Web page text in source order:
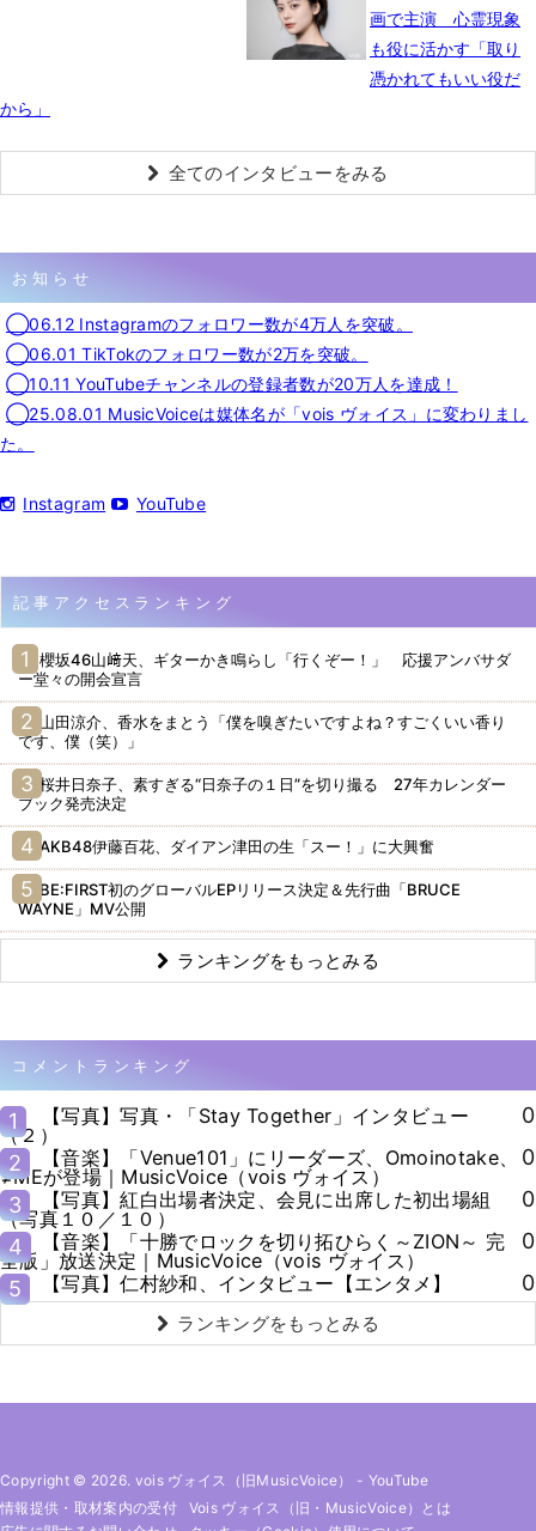
画で主演 心霊現象
も役に活かす「取り
憑かれてもいい役だ
から」
全てのインタビューをみる
お知らせ
◯06.12 Instagramのフォロワー数が4万人を突破。
◯06.01 TikTokのフォロワー数が2万を突破。
◯10.11 YouTubeチャンネルの登録者数が20万人を達成！
◯25.08.01 MusicVoiceは媒体名が「vois ヴォイス」に変わりまし
た。
Instagram YouTube
記事アクセスランキング
櫻坂46山﨑天、ギターかき鳴らし「行くぞー！」 応援アンバサダ
ー堂々の開会宣言
山田涼介、香水をまとう「僕を嗅ぎたいですよね？すごくいい香り
です、僕（笑）」
桜井日奈子、素すぎる“日奈子の１日”を切り撮る 27年カレンダー
ブック発売決定
AKB48伊藤百花、ダイアン津田の生「スー！」に大興奮
BE:FIRST初のグローバルEPリリース決定＆先行曲「BRUCE
WAYNE」MV公開
ランキングをもっとみる
コメントランキング
1
【写真】写真・「Stay Together」インタビュー
（２）
0
2
【音楽】「Venue101」にリーダーズ、Omoinotake、
≠MEが登場｜MusicVoice（vois ヴォイス）
0
3
【写真】紅白出場者決定、会見に出席した初出場組
（写真１０／１０）
0
4
【音楽】「十勝でロックを切り拓ひらく～ZION～ 完
全版」放送決定｜MusicVoice（vois ヴォイス）
0
5
【写真】仁村紗和、インタビュー【エンタメ】 0
ランキングをもっとみる
Copyright © 2026. vois ヴォイス（旧MusicVoice） - YouTube
情報提供・取材案内の受付
Vois ヴォイス（旧・MusicVoice）とは